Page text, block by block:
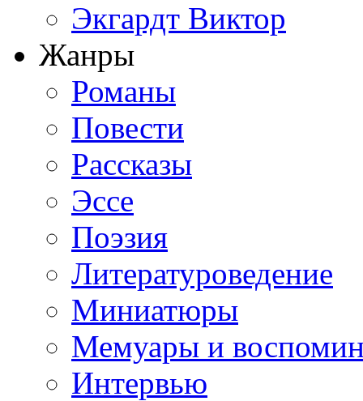
Экгардт Виктор
Жанры
Романы
Повести
Рассказы
Эссе
Поэзия
Литературоведение
Миниатюры
Мемуары и
Интервью